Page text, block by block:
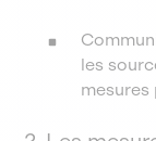
les
mesures